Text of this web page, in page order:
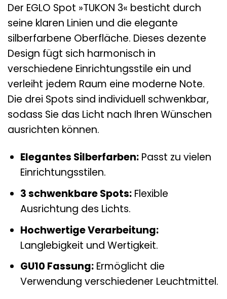
Der EGLO Spot »TUKON 3« besticht durch
seine klaren Linien und die elegante
silberfarbene Oberfläche. Dieses dezente
Design fügt sich harmonisch in
verschiedene Einrichtungsstile ein und
verleiht jedem Raum eine moderne Note.
Die drei Spots sind individuell schwenkbar,
sodass Sie das Licht nach Ihren Wünschen
ausrichten können.
Elegantes Silberfarben:Passt zu vielen
Einrichtungsstilen.
3 schwenkbare Spots:Flexible
Ausrichtung des Lichts.
Hochwertige Verarbeitung:
Langlebigkeit und Wertigkeit.
GU10 Fassung:Ermöglicht die
Verwendung verschiedener Leuchtmittel.